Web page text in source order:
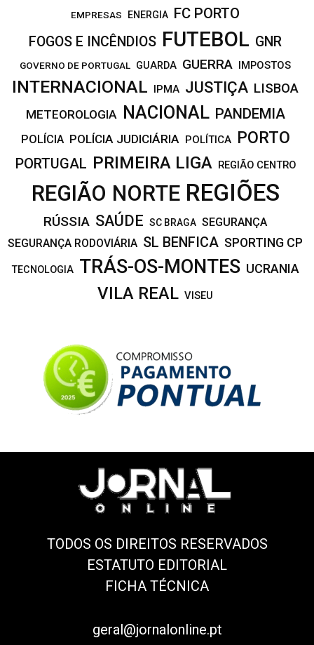
EMPRESAS ENERGIA FC PORTO
FOGOS E INCÊNDIOS FUTEBOL GNR
GOVERNO DE PORTUGAL GUARDA GUERRA IMPOSTOS
INTERNACIONAL IPMA JUSTIÇA LISBOA
METEOROLOGIA NACIONAL PANDEMIA
POLÍCIA POLÍCIA JUDICIÁRIA POLÍTICA PORTO
PORTUGAL PRIMEIRA LIGA REGIÃO CENTRO
REGIÃO NORTE REGIÕES
RÚSSIA SAÚDE SC BRAGA SEGURANÇA
SEGURANÇA RODOVIÁRIA SL BENFICA SPORTING CP
TECNOLOGIA TRÁS-OS-MONTES UCRANIA
VILA REAL VISEU
TODOS OS DIREITOS RESERVADOS
ESTATUTO EDITORIAL
FICHA TÉCNICA
geral@jornalonline.pt